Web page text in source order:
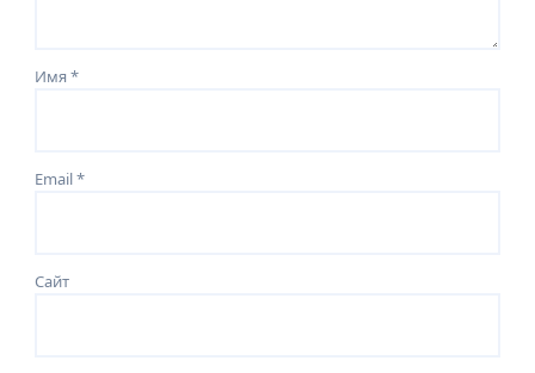
Имя*
Email*
Сайт